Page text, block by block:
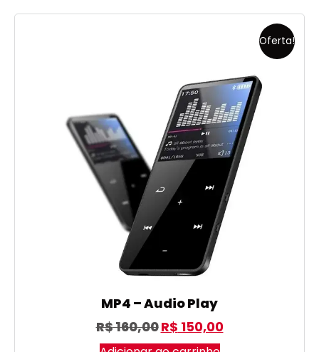
Oferta!
MP4 – Audio Play
R$160,00R$ 150,00